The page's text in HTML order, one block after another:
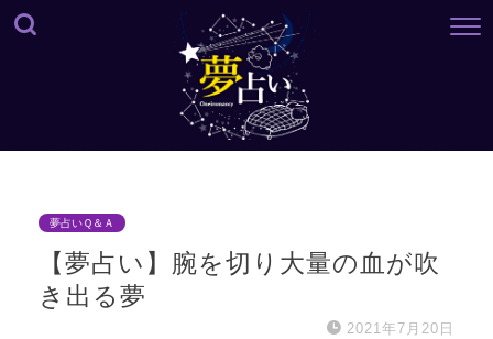
夢占いＱ＆Ａ
【夢占い】腕を切り大量の血が吹
き出る夢
2021年7月20日